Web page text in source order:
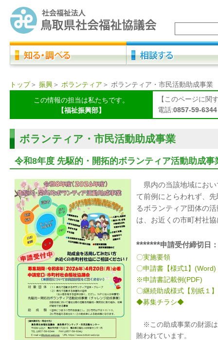
トップ＞ 振興＞ ボランティア ＞ ボランティア・市民活動助成事業
この情報の担当は私たちです。
【福祉振興部】
【このページに関
電話:0857-59-6344
ボランティア・市民活動助成事業
令和8年度 先駆的・開拓的ボランティア活動助成
県内の当該地域にお
て前例にとらわれず、
るボランティア団体の
は、お近くの市町村社
*******申請受付締切日
〇実施要領
〇申請書【様式1】(Word)
※申請書記載例(PDF)
〇継続助成様式【別紙１
◆募集チラシ◆
※この助成事業の財源は
賄われています。